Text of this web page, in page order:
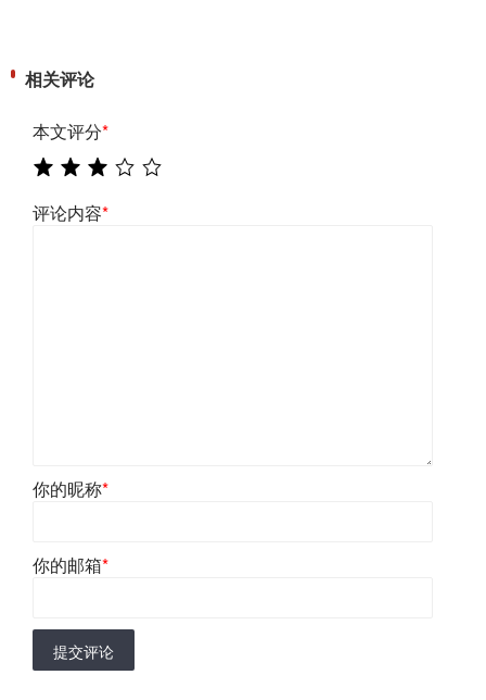
相关评论
本文评分*
评论内容*
你的昵称*
你的邮箱*
提交评论